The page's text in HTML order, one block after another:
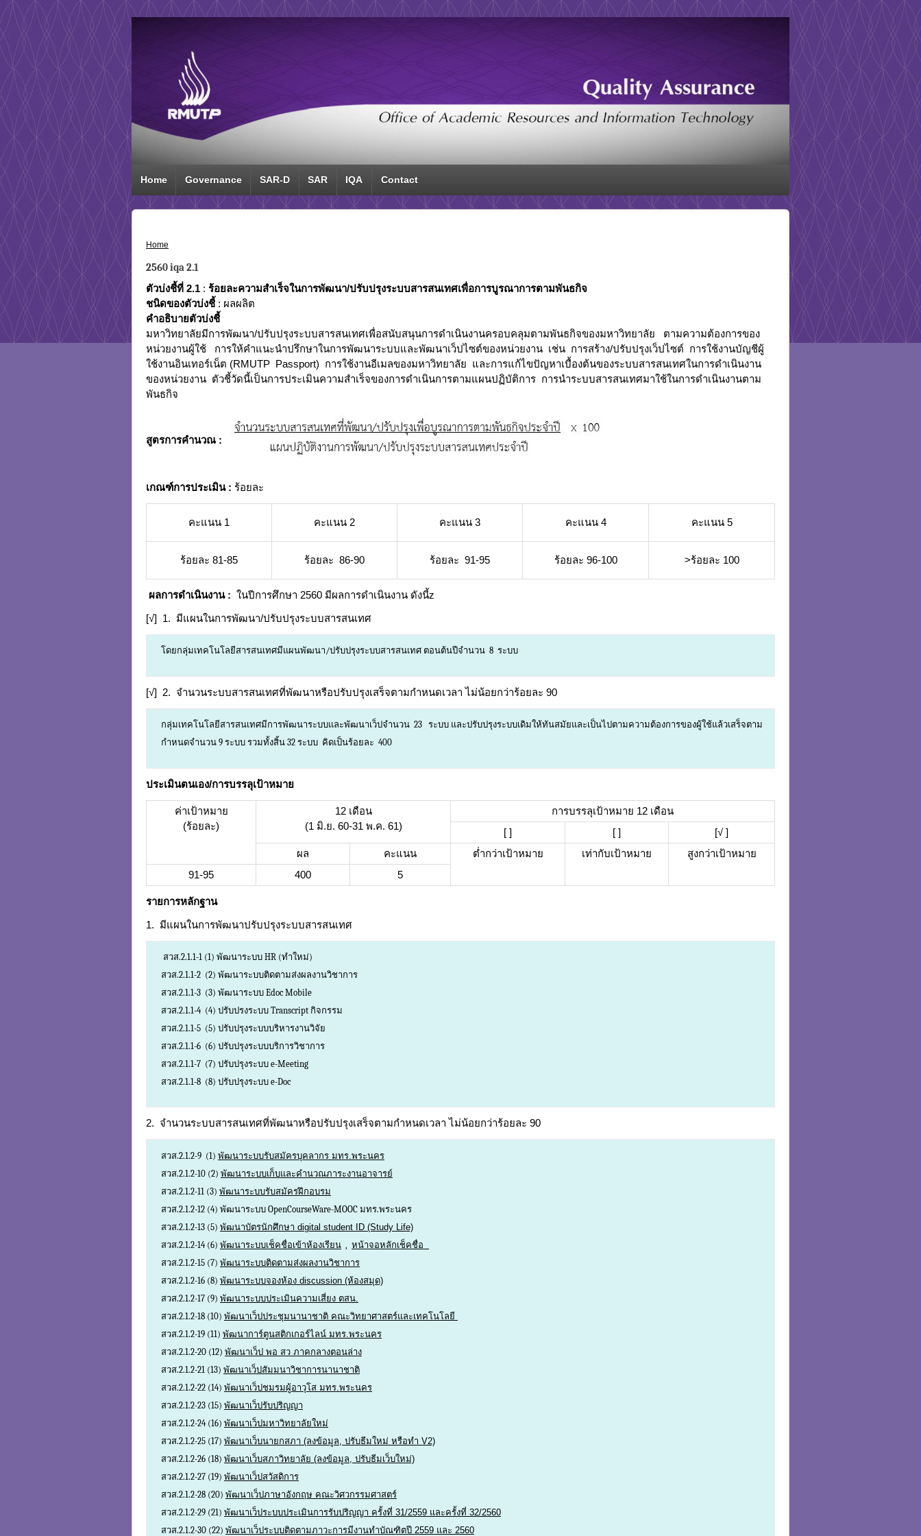
Home Governance SAR-D SAR IQA Contact
Home
2560 iqa 2.1
ตัวบ่งชี้ที่ 2.1 : ร้อยละความสำเร็จในการพัฒนา/ปรับปรุงระบบสารสนเทศเพื่อการบูรณาการตามพันธกิจ
ชนิดของตัวบ่งชี้: ผลผลิต
คำอธิบายตัวบ่งชี้
มหาวิทยาลัยมีการพัฒนา/ปรับปรุงระบบสารสนเทศเพื่อสนับสนุนการดำเนินงานครอบคลุมตามพันธกิจของมหาวิทยาลัย ตามความต้องการของ
หน่วยงานผู้ใช้ การให้คำแนะนำปรึกษาในการพัฒนาระบบและพัฒนาเว็ปไซต์ของหน่วยงาน เช่น การสร้าง/ปรับปรุงเว็ปไซต์ การใช้งานบัญชีผู้
ใช้งานอินเทอร์เน็ต (RMUTP Passport) การใช้งานอีเมลของมหาวิทยาลัย และการแก้ไขปัญหาเบื้องต้นของระบบสารสนเทศในการดำเนินงาน
ของหน่วยงาน ตัวชี้วัดนี้เป็นการประเมินความสำเร็จของการดำเนินการตามแผนปฏิบัติการ การนำระบบสารสนเทศมาใช้ในการดำเนินงานตาม
พันธกิจ
สูตรการคำนวณ :
เกณฑ์การประเมิน : ร้อยละ
คะแนน 1 คะแนน 2 คะแนน 3 คะแนน 4 คะแนน 5
ร้อยละ 81-85 ร้อยละ 86-90 ร้อยละ 91-95 ร้อยละ 96-100 >ร้อยละ 100
ผลการดำเนินงาน : ในปีการศึกษา 2560 มีผลการดำเนินงาน ดังนี้z
[√] 1. มีแผนในการพัฒนา/ปรับปรุงระบบสารสนเทศ
โดยกลุ่มเทคโนโลยีสารสนเทศมีแผนพัฒนา/ปรับปรุงระบบสารสนเทศ ตอนต้นปีจำนวน 8 ระบบ
[√] 2. จํานวนระบบสารสนเทศที่พัฒนาหรือปรับปรุงเสร็จตามกําหนดเวลา ไม่น้อยกว่าร้อยละ 90
กลุ่มเทคโนโลยีสารสนเทศมีการพัฒนาระบบและพัฒนาเว็ปจำนวน 23 ระบบ และปรับปรุงระบบเดิมให้ทันสมัยและเป็นไปตามความต้องการของผู้ใช้แล้วเสร็จตาม
กำหนดจำนวน 9 ระบบ รวมทั้งสิ้น 32 ระบบ คิดเป็นร้อยละ 400
ประเมินตนเอง/การบรรลุเป้าหมาย
ค่าเป้าหมาย
(ร้อยละ)
12 เดือน
(1 มิ.ย. 60-31 พ.ค. 61)
การบรรลุเป้าหมาย 12 เดือน
[ ]
[ ]
[√ ]
ผล
คะแนน ต่ำกว่าเป้าหมาย เท่ากับเป้าหมาย
สูงกว่าเป้าหมาย
91-95
400 5
รายการหลักฐาน
1. มีแผนในการพัฒนาปรับปรุงระบบสารสนเทศ
สวส.2.1.1-1 (1) พัฒนาระบบ HR (ทำใหม่)
สวส.2.1.1-2 (2) พัฒนาระบบติดตามส่งผลงานวิชาการ
สวส.2.1.1-3 (3) พัฒนาระบบ Edoc Mobile
สวส.2.1.1-4 (4) ปรับปรงระบบ Transcript กิจกรรม
สวส.2.1.1-5 (5) ปรับปรุงระบบบริหารงานวิจัย
สวส.2.1.1-6 (6) ปรับปรุงระบบบริการวิชาการ
สวส.2.1.1-7 (7) ปรับปรุงระบบ e-Meeting
สวส.2.1.1-8 (8) ปรับปรุงระบบ e-Doc
2. จำนวนระบบสารสนเทศที่พัฒนาหรือปรับปรุงเสร็จตามกำหนดเวลา ไม่น้อยกว่าร้อยละ 90
สวส.2.1.2-9 (1) พัฒนาระบบรับสมัครบุคลากร มทร.พระนคร
สวส.2.1.2-10 (2) พัฒนาระบบเก็บและคำนวณภาระงานอาจารย์
สวส.2.1.2-11 (3) พัฒนาระบบรับสมัครฝึกอบรม
สวส.2.1.2-12 (4) พัฒนาระบบ OpenCourseWare-MOOC มทร.พระนคร
สวส.2.1.2-13 (5) พัฒนาบัตรนักศึกษา digital student ID (Study Life)
สวส.2.1.2-14 (6) พัฒนาระบบเช็คชื่อเข้าห้องเรียน
หน้าจอหลักเช็คชื่อ
สวส.2.1.2-15 (7) พัฒนาระบบติดตามส่งผลงานวิชาการ
สวส.2.1.2-16 (8) พัฒนาระบบจองห้อง discussion (ห้องสมุด)
สวส.2.1.2-17 (9) พัฒนาระบบประเมินความเสี่ยง ตสน.
สวส.2.1.2-18 (10) พัฒนาเว็ปประชุมนานาชาติ คณะวิทยาศาสตร์และเทคโนโลยี
สวส.2.1.2-19 (11) พัฒนาการ์ตูนสติกเกอร์ไลน์ มทร.พระนคร
สวส.2.1.2-20 (12) พัฒนาเว็ป พอ สว ภาคกลางตอนล่าง
สวส.2.1.2-21 (13) พัฒนาเว็ปสัมมนาวิชาการนานาชาติ
สวส.2.1.2-22 (14) พัฒนาเว็ปชมรมผู้อาวุโส มทร.พระนคร
สวส.2.1.2-23 (15) พัฒนาเว็ปรับปริญญา
สวส.2.1.2-24 (16) พัฒนาเว็ปมหาวิทยาลัยใหม่
สวส.2.1.2-25 (17) พัฒนาเว็บนายกสภา (ลงข้อมูล, ปรับธีมใหม่ หรือทำ V2)
สวส.2.1.2-26 (18) พัฒนาเว็บสภาวิทยาลัย (ลงข้อมูล, ปรับธีมเว็บใหม่)
สวส.2.1.2-27 (19) พัฒนาเว็ปสวัสดิการ
สวส.2.1.2-28 (20) พัฒนาเว็ปภาษาอังกฤษ คณะวิศวกรรมศาสตร์
สวส.2.1.2-29 (21) พัฒนาเว็ประบบประเมินการรับปริญญา ครั้งที่ 31/2559 และครั้งที่ 32/2560
สวส.2.1.2-30 (22) พัฒนาเว็ประบบติดตามภาวะการมีงานทำบัณฑิตปี 2559 และ 2560